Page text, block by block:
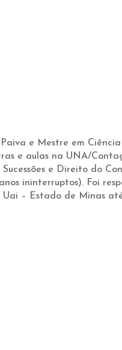
e Mestre em
e aulas na UNA/
e Direito do
ininterruptos). Foi
– Estado de Minas